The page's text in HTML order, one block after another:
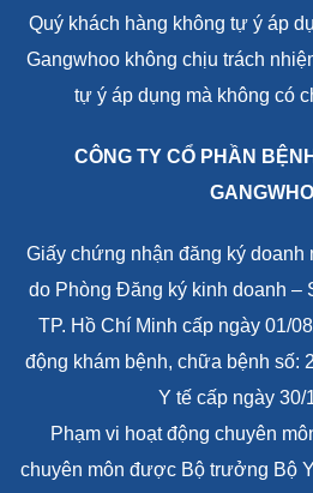
Quý khách hàng không tự ý áp
Gangwhoo không chịu trách
tự ý áp dụng mà không có
CÔNG TY CỔ PHẦN
Giấy chứng nhận đăng ký doanh
do Phòng Đăng ký kinh doanh –
TP. Hồ Chí Minh cấp ngày 01/
động khám bệnh, chữa bệnh số:
Y tế cấp ngày 30/
Phạm vi hoạt động chuyên
chuyên môn được Bộ trưởng Bộ